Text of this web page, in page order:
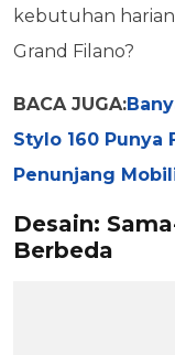
kebutuhan
Grand Filano?
BACA JUGA:
Stylo 160 Punya
Penunjang
Desain:
Berbeda